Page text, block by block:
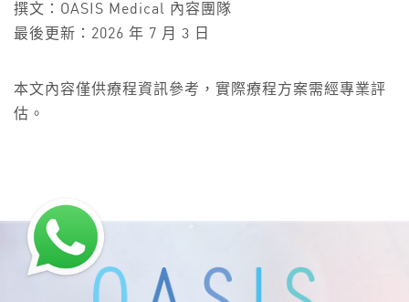
撰文：OASIS Medical 內容團隊
最後更新：2026 年 7 月 3 日
本文內容僅供療程資訊參考，實際療程方案需經專業評
估。